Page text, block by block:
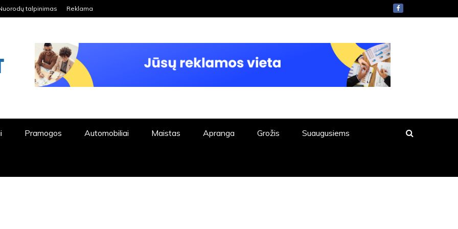
talpinimas Reklama
Pramogos Automobiliai Maistas Apranga Grožis Suaugusiems